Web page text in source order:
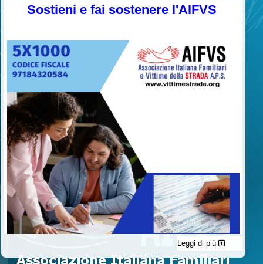
Sostieni e fai sostenere l'AIFVS
C'è un modo di contribuire alle attività dell’A.I.F.V.S. a favore
delle vittime della strada e per dare giustizia ai superstiti ed ai
Leggi di più